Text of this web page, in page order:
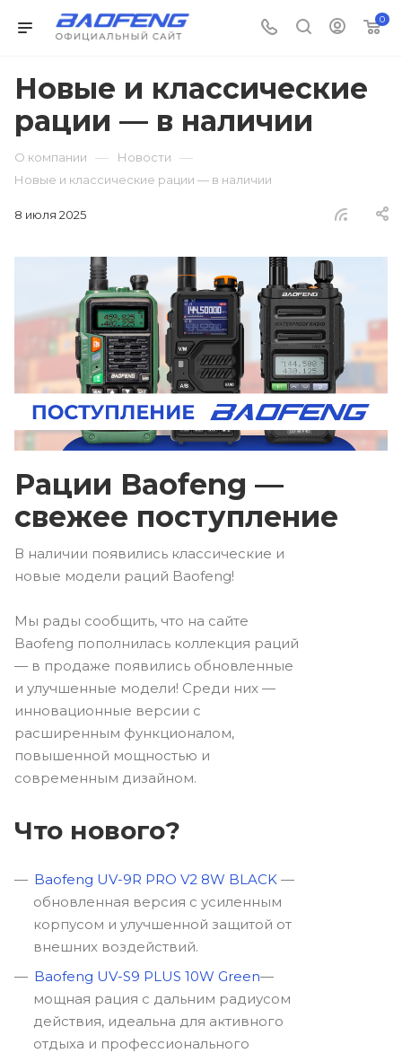
0
Новые и классические
рации — в наличии
О компании — Новости —
Новые и классические рации — в наличии
8 июля 2025
Рации Baofeng —
свежее поступление
В наличии появились классические и
новые модели раций Baofeng!
Мы рады сообщить, что на сайте
Baofeng пополнилась коллекция раций
— в продаже появились обновленные
и улучшенные модели! Среди них —
инновационные версии с
расширенным функционалом,
повышенной мощностью и
современным дизайном.
Что нового?
Baofeng UV-9R PRO V2 8W BLACK —
обновленная версия с усиленным
корпусом и улучшенной защитой от
внешних воздействий.
Baofeng UV-S9 PLUS 10W Green—
мощная рация с дальним радиусом
действия, идеальна для активного
отдыха и профессионального